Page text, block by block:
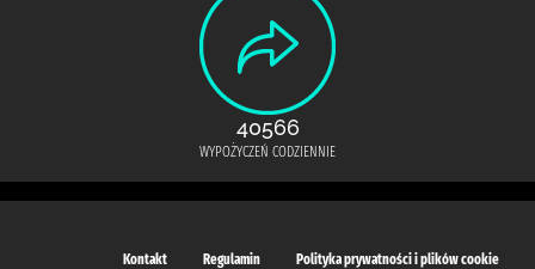
40566
WYPOŻYCZEŃ CODZIENNIE
Kontakt Regulamin Polityka prywatności i plików cookie